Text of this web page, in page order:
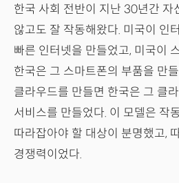
한국 사회 전반이 지난 30년간 자
않고도 잘 작동해왔다. 미국이 인
빠른 인터넷을 만들었고, 미국이
한국은 그 스마트폰의 부품을 만
클라우드를 만들면 한국은 그 클
서비스를 만들었다. 이 모델은 작
따라잡아야 할 대상이 분명했고,
경쟁력이었다.